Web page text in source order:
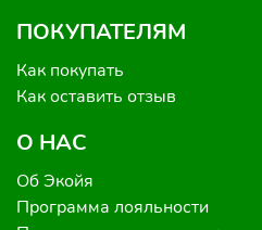
ПОКУПАТЕЛЯМ
Как покупать
Как оставить отзыв
О НАС
Об Экойя
Программа лояльности